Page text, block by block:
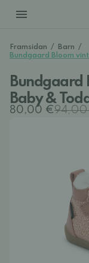
Framsidan / Barn /
Bundgaard Bloom
Bundgaard
Baby &
80,00 €